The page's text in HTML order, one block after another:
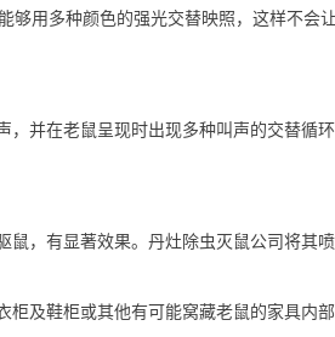
够用多种颜色的强光交替映照，这样不会
并在老鼠呈现时出现多种叫声的交替循
，有显著效果。丹灶除虫灭鼠公司将其
及鞋柜或其他有可能窝藏老鼠的家具内